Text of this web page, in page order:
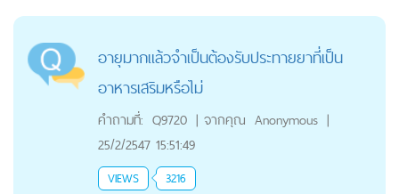
อายุมากแล้วจำเป็นต้องรับประทายยาที่เป็น
อาหารเสริมหรือไม่
คำถามที่: Q9720 | จากคุณ Anonymous |
25/2/2547 15:51:49
VIEWS 3216